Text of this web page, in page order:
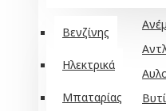
Βενζίνης
Ηλεκτρικά
Μπαταρίας